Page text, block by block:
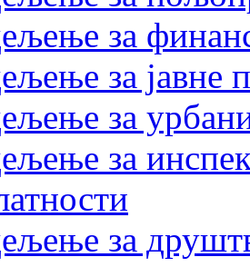
за
за јавне
за
за
за